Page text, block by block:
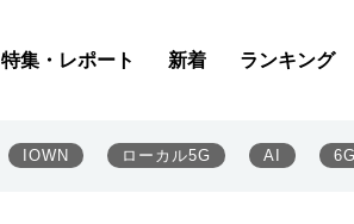
特集・レポート 新着 ランキング
IOWN ローカル5G AI 6G